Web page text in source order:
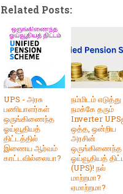
Related Posts:
UPS - அரசு
பணியாளர்கள்
ஒருங்கிணைந்த
ஓய்வூதியத்
திட்டத்தில்
இணைய ஆர்வம்
காட்டவில்லையா?
நம்மிடம் எடுத்து
நமக்கே தரும்
Inverter
ஒத்த, ஒன்றிய
அரசின்
ஒருங்கிணைந்த
ஓய்வூதியத்
(UPS)! நல்
மாற்றமா?
ஏமாற்றமா?